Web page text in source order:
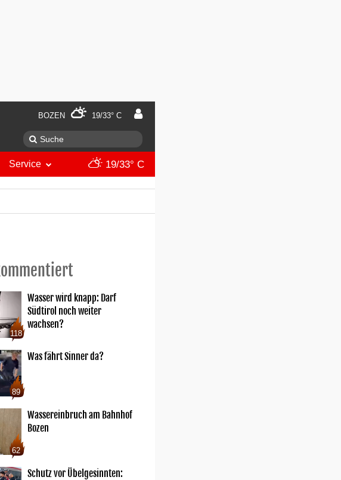
BOZEN 19/33° C
Service 19/33° C
118
Wasser wird knapp: Darf
Südtirol noch weiter
wachsen?
89
Was fährt Sinner da?
62
Wassereinbruch am Bahnhof
Bozen
Schutz vor Übelgesinnten: